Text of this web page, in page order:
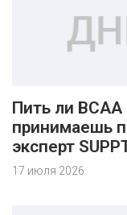
Пить ли
принимаешь
эксперт
17 июля 2026